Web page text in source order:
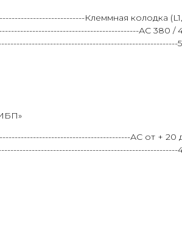
Клеммная колодка
АС 380 /
АС от + 20